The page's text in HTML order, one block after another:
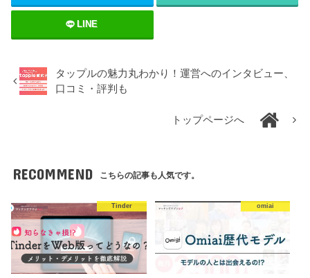
LINE
タップルの魅力丸わかり！運営へのインタビュー、
口コミ・評判も
トップページへ
RECOMMEND こちらの記事も人気です。
Tinder omiai